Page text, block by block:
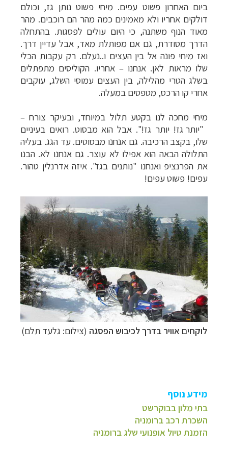
ביום האחרון פשוט עפים. מיחי פשוט נותן גז, וכולם
דולקים אחריו ולא מאמינים כמה מהר הם רוכבים. מהר
מאוד הנוף משתנה, כי היום עולים לפסגות. בהתחלה
הדרך מסודרת, גם אם מפותלת מאד, אבל עדיין דרך.
ואז מיחי פונה אל בין העצים ו..נעלם. רק עקבות הכלי
שלו מראות לאן. אנחנו–אחריו. הקוליסים מתפתלים
בשלג הטרי מהלילה, בין העצים עמוסי השלג, עוקבים
אחרי קו הרכס, מטפסים במעלה.
מיחי מחכה לנו בקטע תלול במיוחד, ובעיקר צורח –
"יותר גז! יותר גז!". אבל הוא מבסוט. רואים בעיניים
שלו, בקצב הרכיבה. גם אנחנו מבסוטים. עד הגג. בעליה
התלולה הבאה הוא אפילו לא עוצר. גם אנחנו לא. הבנו
את הפרנציפ ואנחנו "נותנים בגז". איזה אדרנלין טהור.
עפים! פשוט עפים!
לוקחים אוויר בדרך לכיבוש הפסגה (צילום: גלעד תלם)
מידע נוסף
בתי מלון בבוקרשט
השכרת רכב ברומניה
הזמנת טיול אופנועי שלג ברומניה